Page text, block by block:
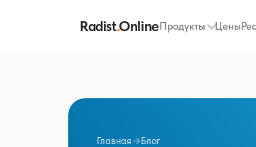
Radist.OnlineПродукты Цены
Главная→Блог